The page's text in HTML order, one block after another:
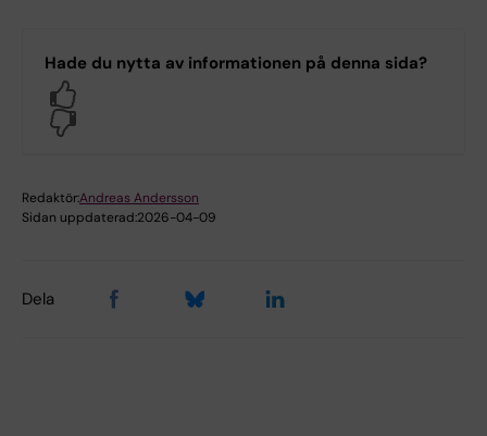
Hade du nytta av informationen på denna sida?
Redaktör:Andreas Andersson
Sidan uppdaterad:2026-04-09
Dela